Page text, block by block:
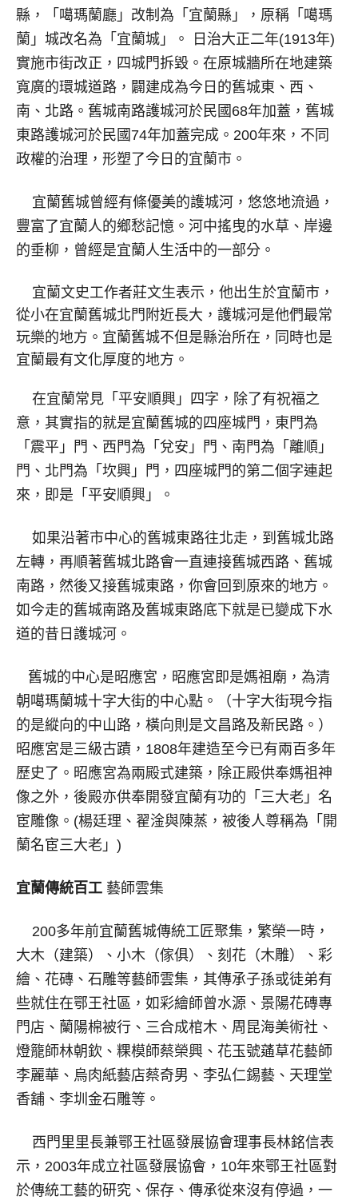
縣，「噶瑪蘭廳」改制為「宜蘭縣」，原稱「噶瑪
蘭」城改名為「宜蘭城」。 日治大正二年(1913年)
實施市街改正，四城門拆毀。在原城牆所在地建築
寬廣的環城道路，闢建成為今日的舊城東、西、
南、北路。舊城南路護城河於民國68年加蓋，舊城
東路護城河於民國74年加蓋完成。200年來，不同
政權的治理，形塑了今日的宜蘭市。
宜蘭舊城曾經有條優美的護城河，悠悠地流過，
豐富了宜蘭人的鄉愁記憶。河中搖曳的水草、岸邊
的垂柳，曾經是宜蘭人生活中的一部分。
宜蘭文史工作者莊文生表示，他出生於宜蘭市，
從小在宜蘭舊城北門附近長大，護城河是他們最常
玩樂的地方。宜蘭舊城不但是縣治所在，同時也是
宜蘭最有文化厚度的地方。
在宜蘭常見「平安順興」四字，除了有祝福之
意，其實指的就是宜蘭舊城的四座城門，東門為
「震平」門、西門為「兌安」門、南門為「離順」
門、北門為「坎興」門，四座城門的第二個字連起
來，即是「平安順興」。
如果沿著市中心的舊城東路往北走，到舊城北路
左轉，再順著舊城北路會一直連接舊城西路、舊城
南路，然後又接舊城東路，你會回到原來的地方。
如今走的舊城南路及舊城東路底下就是已變成下水
道的昔日護城河。
舊城的中心是昭應宮，昭應宮即是媽祖廟，為清
朝噶瑪蘭城十字大街的中心點。（十字大街現今指
的是縱向的中山路，橫向則是文昌路及新民路。）
昭應宮是三級古蹟，1808年建造至今已有兩百多年
歷史了。昭應宮為兩殿式建築，除正殿供奉媽祖神
像之外，後殿亦供奉開發宜蘭有功的「三大老」名
宦雕像。(楊廷理、翟淦與陳蒸，被後人尊稱為「開
蘭名宦三大老」)
宜蘭傳統百工 藝師雲集
200多年前宜蘭舊城傳統工匠聚集，繁榮一時，
大木（建築）、小木（傢俱）、刻花（木雕）、彩
繪、花磚、石雕等藝師雲集，其傳承子孫或徒弟有
些就住在鄂王社區，如彩繪師曾水源、景陽花磚專
門店、蘭陽棉被行、三合成棺木、周昆海美術社、
燈籠師林朝欽、粿模師蔡榮興、花玉號蓪草花藝師
李麗華、烏肉紙藝店蔡奇男、李弘仁錫藝、天理堂
香舖、李圳金石雕等。
西門里里長兼鄂王社區發展協會理事長林銘信表
示，2003年成立社區發展協會，10年來鄂王社區對
於傳統工藝的研究、保存、傳承從來沒有停過，一